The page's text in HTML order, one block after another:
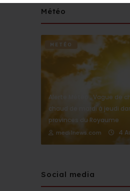
Météo
METÉO
Alerte Météo : Vague de
chaud de mardi à jeudi
provinces du Royaume
medi1news.com 4
Social media